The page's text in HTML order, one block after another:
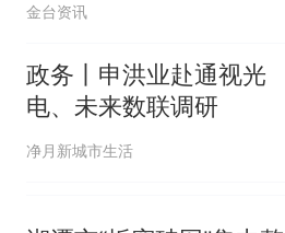
金台资讯
政务丨申洪业赴通视光
电、未来数联调研
净月新城市生活